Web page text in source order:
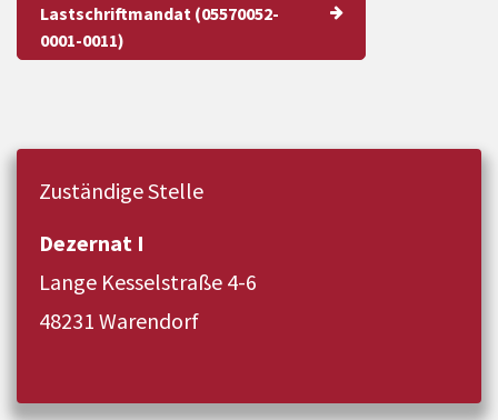
Lastschriftmandat (05570052-
0001-0011)
Zuständige Stelle
Dezernat I
Lange Kesselstraße 4-6
48231 Warendorf